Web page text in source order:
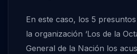
En este caso, los 5
la organización ‘Los de la
General de la Nación los